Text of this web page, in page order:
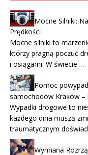
Mocne Silniki:
Prędkości
Mocne silniki to
którzy pragną poczuć
i osiągami. W świecie …
Pomoc
samochodów Kraków
Wypadki drogowe to
każdego dnia muszą
traumatycznym
Wymiana